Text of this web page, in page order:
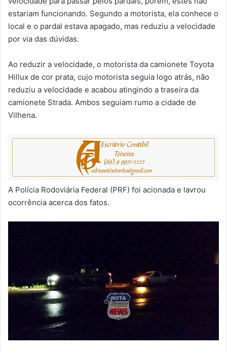
estariam funcionando. Segundo a motorista, ela conhece o
local e o pardal estava apagado, mas reduziu a velocidade
por via das dúvidas.
Ao reduzir a velocidade, o motorista da camionete Toyota
Hillux de cor prata, cujo motorista seguia logo atrás, não
reduziu a velocidade e acabou atingindo a traseira da
camionete Strada. Ambos seguiam rumo a cidade de
Vilhena.
A Polícia Rodoviária Federal (PRF) foi acionada e lavrou
ocorrência acerca dos fatos.